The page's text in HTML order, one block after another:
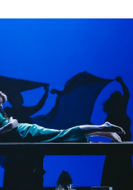
А здесь
их и понять